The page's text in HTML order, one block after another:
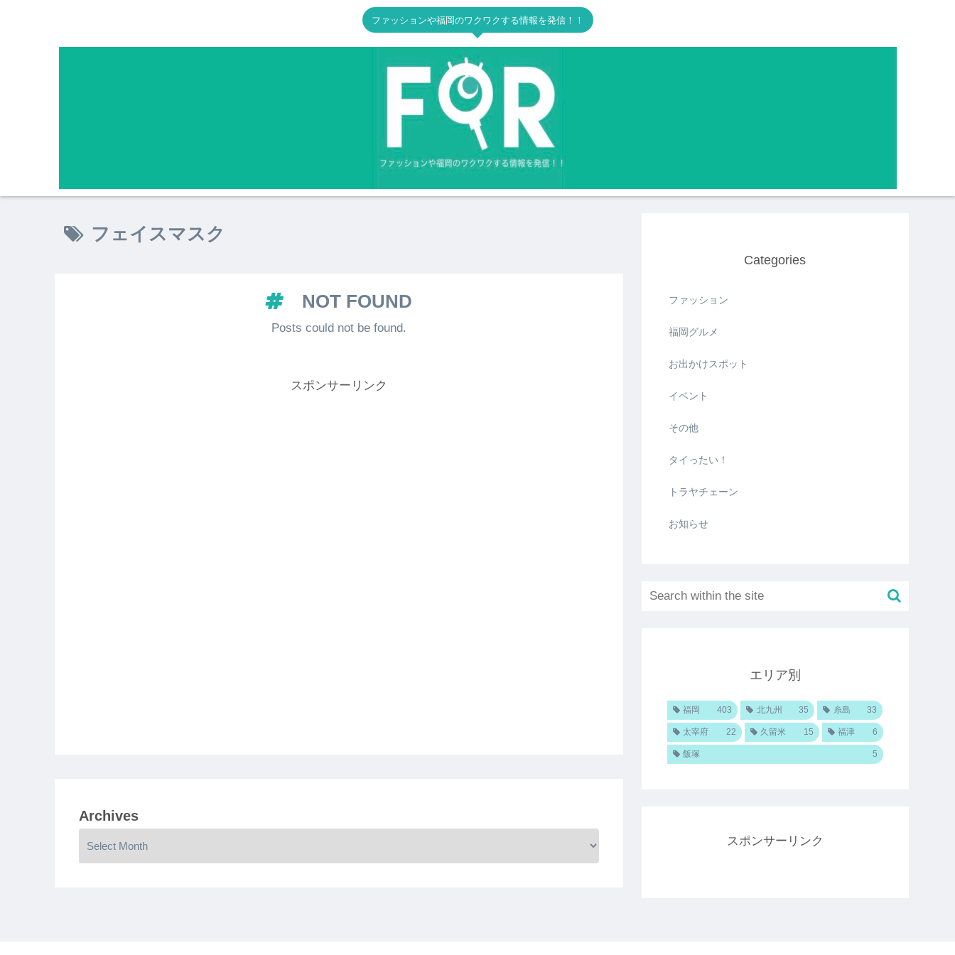
ファッションや福岡のワクワクする情報を発信！！
フェイスマスク
NOT FOUND
Posts could not be found.
スポンサーリンク
Archives
Categories
ファッション
福岡グルメ
お出かけスポット
イベント
その他
タイったい！
トラヤチェーン
お知らせ
エリア別
福岡 403 北九州 35 糸島 33
太宰府 22 久留米 15 福津 6
飯塚 5
スポンサーリンク